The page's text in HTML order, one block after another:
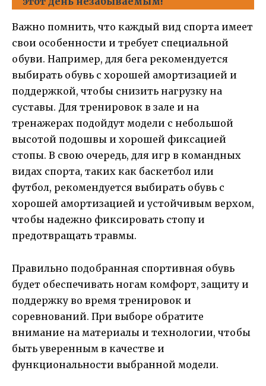
Важно помнить, что каждый вид спорта имеет
свои особенности и требует специальной
обуви. Например, для бега рекомендуется
выбирать обувь с хорошей амортизацией и
поддержкой, чтобы снизить нагрузку на
суставы. Для тренировок в зале и на
тренажерах подойдут модели с небольшой
высотой подошвы и хорошей фиксацией
стопы. В свою очередь, для игр в командных
видах спорта, таких как баскетбол или
футбол, рекомендуется выбирать обувь с
хорошей амортизацией и устойчивым верхом,
чтобы надежно фиксировать стопу и
предотвращать травмы.
Правильно подобранная спортивная обувь
будет обеспечивать ногам комфорт, защиту и
поддержку во время тренировок и
соревнований. При выборе обратите
внимание на материалы и технологии, чтобы
быть уверенным в качестве и
функциональности выбранной модели.